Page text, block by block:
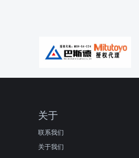
关于
联系我们
关于我们